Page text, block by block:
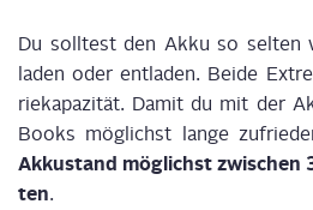
Du soll­test den Akku so sel­ten
laden oder ent­la­den. Bei­de
rie­ka­pa­zi­tät. Damitdu mit der
Books mög­lichst lan­ge
Akku­stand mög­lichst zwi­schen
ten.